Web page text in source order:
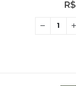
R$